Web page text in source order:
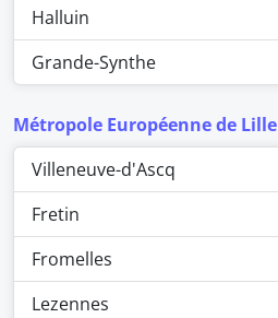
Halluin
Grande-Synthe
Métropole Européenne de Lille
Villeneuve-d'Ascq
Fretin
Fromelles
Lezennes